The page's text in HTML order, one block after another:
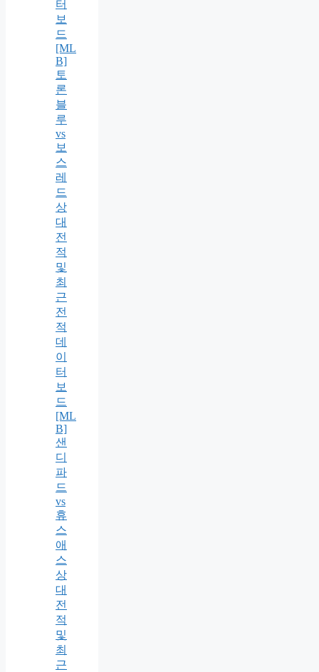
터
보
드
[ML
B]
토
론
블
루
vs
보
스
레
드
상
대
전
적
및
최
근
전
적
데
이
터
보
드
[ML
B]
샌
디
파
드
vs
휴
스
애
스
상
대
전
적
및
최
근